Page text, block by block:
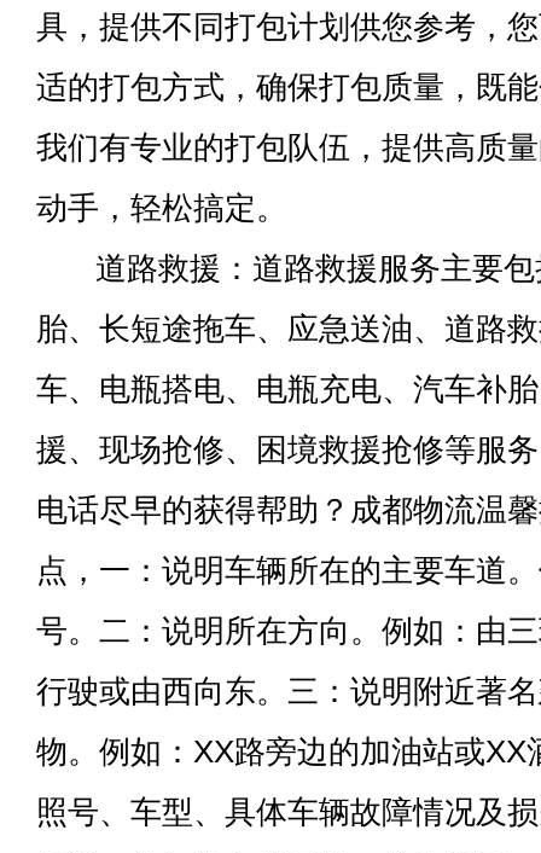
具，提供不同打包计划供您参考，
适的打包方式，确保打包质量，既
我们有专业的打包队伍，提供高质
动手，轻松搞定。
道路救援：道路救援服务主要包
胎、长短途拖车、应急送油、道路
车、电瓶搭电、电瓶充电、汽车补
援、现场抢修、困境救援抢修等服
电话尽早的获得帮助？成都物流温
点，一：说明车辆所在的主要车道
号。二：说明所在方向。例如：由
行驶或由西向东。三：说明附近著
物。例如：XX路旁边的加油站或
照号、车型、具体车辆故障情况及